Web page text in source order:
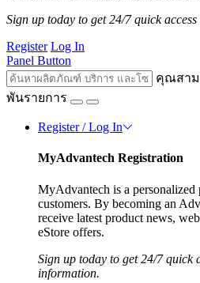
Sign up today to get 24/7 quick
Register Log In
Panel Button
คุณสา
พันรายการ
Register / Log In
MyAdvantech Registration
MyAdvantech is a personalized
customers. By becoming an
receive latest product news,
eStore offers.
Sign up today to get 24/7 quick
information.